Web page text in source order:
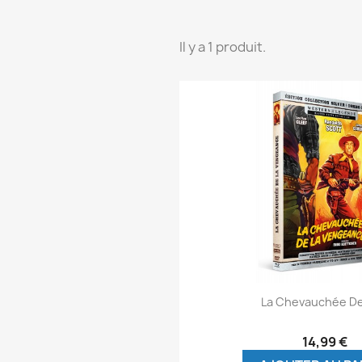
Il y a 1 produit.
Aperçu
La Chevauchée
14,99 €